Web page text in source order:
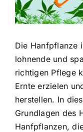
Die Hanfpflanze
lohnende und
richtigen Pflege
Ernte erzielen
herstellen. In
Grundlagen des
Hanfpflanzen,